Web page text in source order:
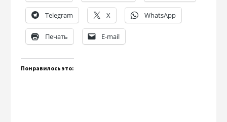
Telegram X WhatsApp
Печать E-mail
Понравилось это: